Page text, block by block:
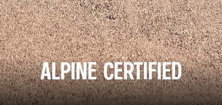
ALPINE CERTIFIED